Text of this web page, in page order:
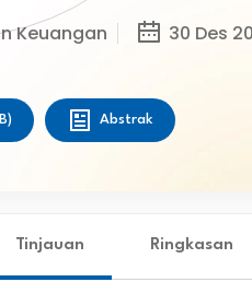
Keuangan 30 Des
Abstrak
Tinjauan Ringkasan